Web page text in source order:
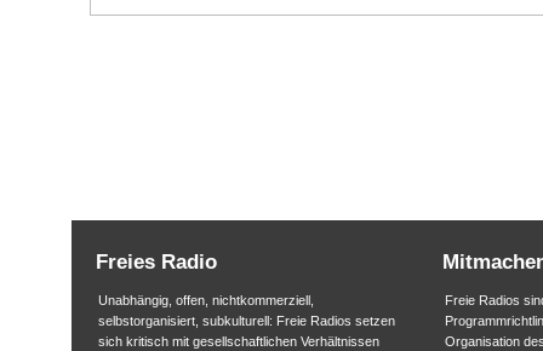
Freies Radio
Unabhängig, offen, nichtkommerziell,
selbstorganisiert, subkulturell: Freie Radios setzen
sich kritisch mit gesellschaftlichen Verhältnissen
Freie Radios
Organisation